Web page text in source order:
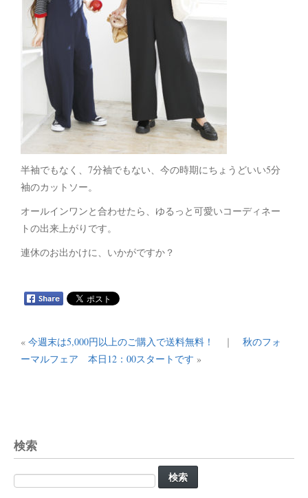
半袖でもなく、7分袖でもない、今の時期にちょうどいい5分
袖のカットソー。
オールインワンと合わせたら、ゆるっと可愛いコーディネー
トの出来上がりです。
連休のお出かけに、いかがですか？
« 今週末は5,000円以上のご購入で送料無料！ ｜ 秋のフォ
ーマルフェア 本日12：00スタートです »
検索
検
索: